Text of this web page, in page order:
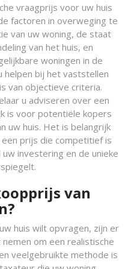
vraagprijs voor uw huis
factoren in overweging te
van uw woning, de staat
van het huis, en
woningen in de
helpen bij het vaststellen
van objectieve criteria.
u adviseren over een
is voor potentiële kopers
uw huis. Het is belangrijk
prijs die competitief is
investering en de unieke
van
huis wilt opvragen, zijn er
om een realistische
veelgebruikte methode is